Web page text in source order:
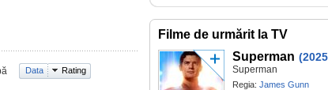
Data Rating
Filme de urmărit la TV
Superman
Superman
Regia: James Gunn